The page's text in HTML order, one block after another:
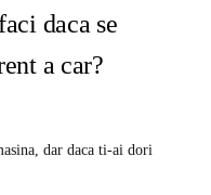
daca se
a car?
dar daca ti-ai dori